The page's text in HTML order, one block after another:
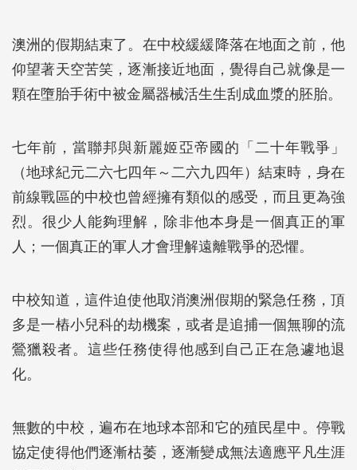
澳洲的假期結束了。在中校緩緩降落在地面之前，他
仰望著天空苦笑，逐漸接近地面，覺得自己就像是一
顆在墮胎手術中被金屬器械活生生刮成血漿的胚胎。
七年前，當聯邦與新麗姬亞帝國的「二十年戰爭」
（地球紀元二六七四年～二六九四年）結束時，身在
前線戰區的中校也曾經擁有類似的感受，而且更為強
烈。很少人能夠理解，除非他本身是一個真正的軍
人；一個真正的軍人才會理解遠離戰爭的恐懼。
中校知道，這件迫使他取消澳洲假期的緊急任務，頂
多是一樁小兒科的劫機案，或者是追捕一個無聊的流
鶯獵殺者。這些任務使得他感到自己正在急遽地退
化。
無數的中校，遍布在地球本部和它的殖民星中。停戰
協定使得他們逐漸枯萎，逐漸變成無法適應平凡生涯